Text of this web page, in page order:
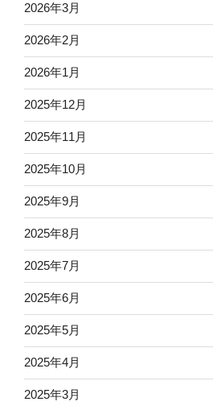
2026年3月
2026年2月
2026年1月
2025年12月
2025年11月
2025年10月
2025年9月
2025年8月
2025年7月
2025年6月
2025年5月
2025年4月
2025年3月